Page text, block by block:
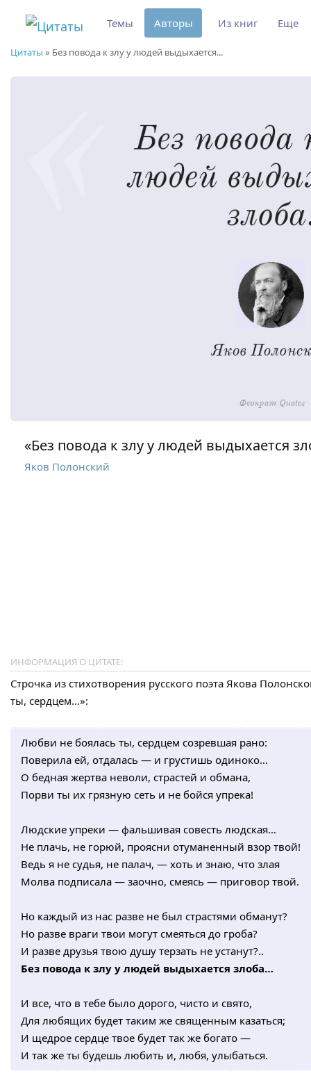
Цитаты » Без повода к злу у людей выдыхается...
«Без повода к злу у людей выдыхается
Яков Полонский
ИНФОРМАЦИЯ О ЦИТАТЕ:
Строчка из стихотворения русского поэта Якова
ты, сердцем…»:
Любви не боялась ты, сердцем созревшая рано:
Поверила ей, отдалась — и грустишь одиноко…
О бедная жертва неволи, страстей и обмана,
Порви ты их грязную сеть и не бойся упрека!
Людские упреки — фальшивая совесть людская…
Не плачь, не горюй, проясни отуманенный взор твой!
Ведь я не судья, не палач, — хоть и знаю, что злая
Молва подписала — заочно, смеясь — приговор твой.
Но каждый из нас разве не был страстями обманут?
Но разве враги твои могут смеяться до гроба?
И разве друзья твою душу терзать не устанут?..
Без повода к злу у людей выдыхается злоба…
И все, что в тебе было дорого, чисто и свято,
Для любящих будет таким же священным казаться;
И щедрое сердце твое будет так же богато —
И так же ты будешь любить и, любя, улыбаться.
Темы Авторы Из книг Еще